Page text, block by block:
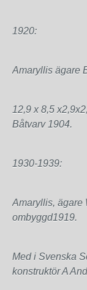
1920:
Amaryllis ägare
12,9 x 8,5
Båtvarv 1904.
1930-1939:
Amaryllis, ägare
ombyggd1919.
Med i Svenska
konstruktör A